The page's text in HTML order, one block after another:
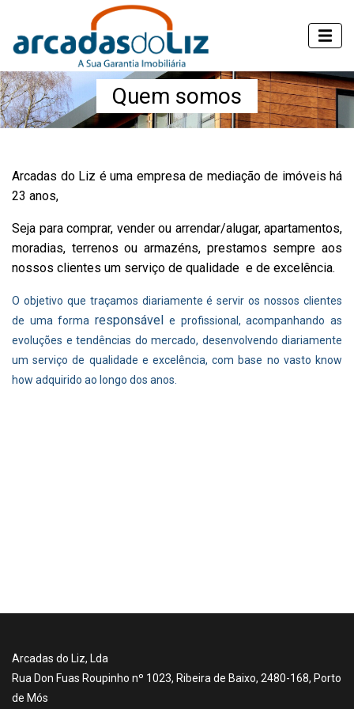
Quem somos
Arcadas do Liz é uma empresa de mediação de imóveis há
23 anos,
Seja para comprar, vender ou arrendar/alugar, apartamentos,
moradias, terrenos ou armazéns, prestamos sempre aos
nossos clientes um serviço de qualidade e de excelência.
O objetivo que traçamos diariamente éservir os nossos clientes
de uma formaresponsável e profissional, acompanhando as
evoluções e tendências do mercado, desenvolvendo diariamente
um serviço de qualidade e excelência, com base no vasto know
how adquirido ao longo dos anos.
Arcadas do Liz, Lda
Rua Don Fuas Roupinho nº 1023, Ribeira de Baixo, 2480-168, Porto
de Mós